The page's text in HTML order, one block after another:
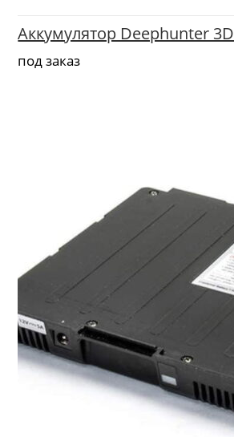
Аккумулятор Deephunter 3D
под заказ